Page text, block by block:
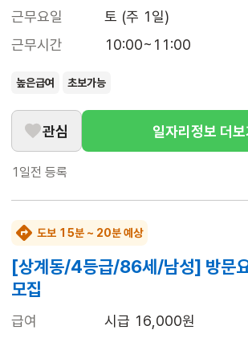
근무요일
토 (주 1일)
근무시간
10:00~11:00
높은급여 초보가능
관심 일자리정보 더보
1일전 등록
도보 15분 ~ 20분 예상
[상계동/4등급/86세/남성] 방문
모집
급여
시급 16,000원